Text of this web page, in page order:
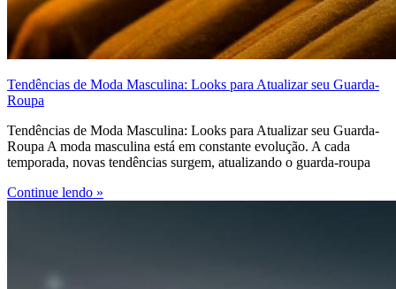
Tendências de Moda Masculina: Looks para Atualizar seu Guarda-
Roupa
Tendências de Moda Masculina: Looks para Atualizar seu Guarda-
Roupa A moda masculina está em constante evolução. A cada
temporada, novas tendências surgem, atualizando o guarda-roupa
Continue lendo »